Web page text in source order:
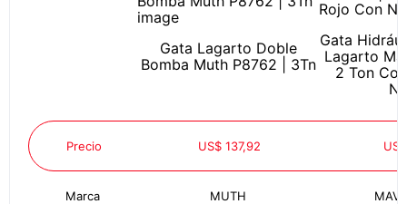
Gata Lagarto Doble
Bomba Muth P8762 | 3Tn
Gata
Lagarto
2 Ton
Precio US$ 137,92
Marca MUTH